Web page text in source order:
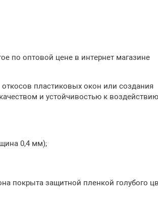
по оптовой цене в интернет магазине
пластиковых окон или создания
и устойчивостью к
0,4 мм);
покрыта защитной пленкой голубого